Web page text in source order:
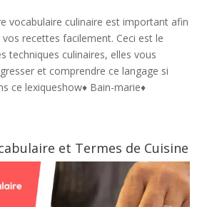
vocabulaire culinaire est important afin
vos recettes facilement. Ceci est le
techniques culinaires, elles vous
et comprendre ce langage si
ce lexiqueshow♦ Bain-marie♦
et Termes de Cuisine